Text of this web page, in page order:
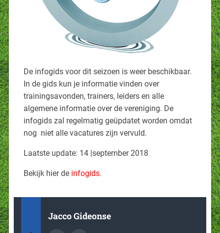
De infogids voor dit seizoen is weer beschikbaar.
In de gids kun je informatie vinden over
trainingsavonden, trainers, leiders en alle
algemene informatie over de vereniging. De
infogids zal regelmatig geüpdatet worden omdat
nog niet alle vacatures zijn vervuld.
Laatste update: 14 |september 2018
Bekijk hier de infogids.
Jacco Gideonse